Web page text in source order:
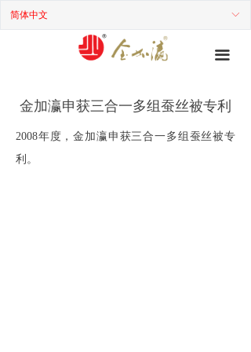
끀
ꀅ
简体中文
金加瀛申获三合一多组蚕丝被专利
2008年度 ，金加瀛申获三合一多组蚕丝被专
利 。